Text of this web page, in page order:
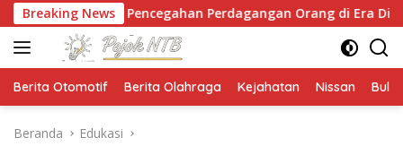
Langsung
ke
konten
Breaking News
Pencegahan Perdagangan Orang di Era Digital
Berita Otomotif Berita Olahraga Kejahatan Nissan
Beranda Edukasi